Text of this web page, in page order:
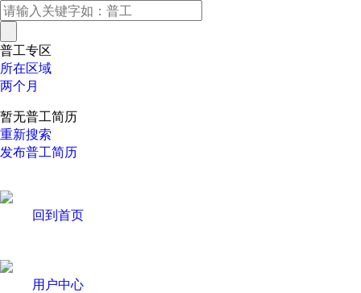
普工专区
所在区域
两个月
暂无普工简历
重新搜索
发布普工简历
回到首页
用户中心